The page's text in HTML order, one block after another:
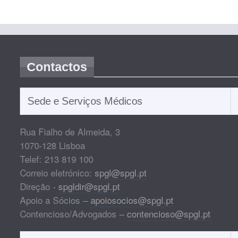
Contactos
Sede e Serviços Médicos
Rua Fialho de Almeida, 3
1070-128 Lisboa
Telef: 213 819 100
Correio eletrónico: spgl@spgl.pt
Direção - spgldir@spgl.pt
Apoio a Sócios – apoiosocios@spgl.pt
Contencioso/Advogados – contencioso@spgl.pt